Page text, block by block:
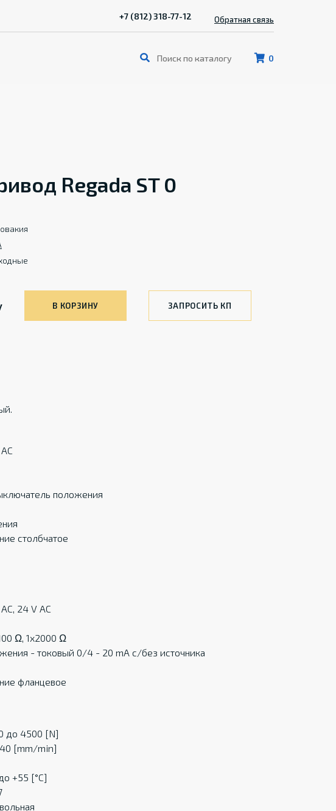
0
+7 (812) 318-77-12 Обратная связь
Regada ST 0
В КОРЗИНУ ЗАПРОСИТЬ КП
положения
столбчатое
24 V AC
Ω, 1x2000 Ω
- токовый 0/4 - 20 mA c/без источника
фланцевое
до 4500 [N]
40 [mm/min]
+55 [°C]